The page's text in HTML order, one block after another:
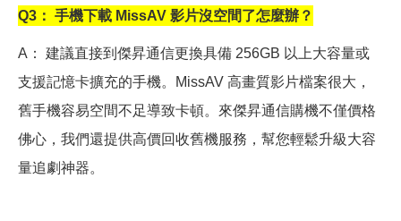
Q3 ： 手機下載 MissAV 影片沒空間了怎麼辦？
A ： 建議直接到傑昇通信更換具備 256GB 以上大容量或
支援記憶卡擴充的手機。MissAV 高畫質影片檔案很大，
舊手機容易空間不足導致卡頓。來傑昇通信購機不僅價格
佛心，我們還提供高價回收舊機服務，幫您輕鬆升級大容
量追劇神器。